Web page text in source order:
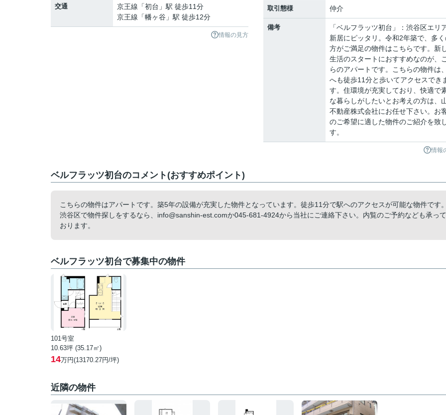
交通 京王線 「初台 」駅 徒歩11分
京王線 「幡ヶ谷 」駅 徒歩12分
情報の見方
取引態様 仲介
備考
「ベルフラッツ初台」：渋谷区エリ
新居にピッタリ。令和2年築で、多
方がご満足の物件はこちらです。新
生活のスタートにおすすめなのが、
らのアパートです。こちらの物件は
へも徒歩11分と歩いてアクセスでき
す。住環境が充実しており、快適で
な暮らしがしたいとお考えの方は、
不動産株式会社にお任せ下さい。お
のご希望に適した物件のご紹介を致
す。
情報
ベルフラッツ初台のコメント(おすすめポイント)
こちらの物件はアパートです。築5年の設備が充実した物件となっています。徒歩11分で駅へのアクセスが可能な物件です。
渋谷区で物件探しをするなら、info@sanshin-est.comか045-681-4924から当社にご連絡下さい。内覧のご予約なども承って
おります。
ベルフラッツ初台で募集中の物件
101号室
10.63坪 (35.17㎡)
14万円(13170.27円/坪)
近隣の物件